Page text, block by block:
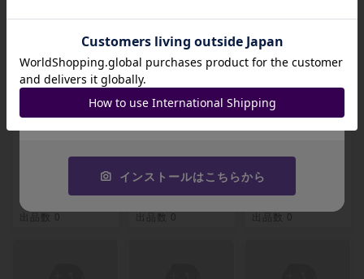
ー＆ミミッキュGX
出品数 0
アス＆ラティオスG
X SR 104/095
-
出品数 0
アス＆ラティオスG
X SR 105/095
-
出品数 0
招待コード
JA9XS8
コピーする
インストールはこちらから